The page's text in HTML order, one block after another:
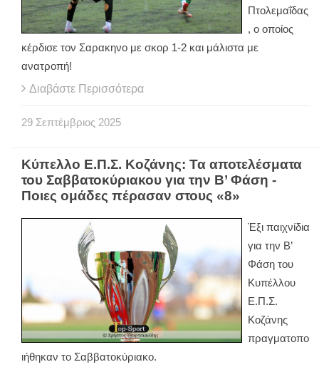
Πτολεμαΐδας
, ο οποίος
κέρδισε τον Σαρακηνο με σκορ 1-2 και μάλιστα με
ανατροπή!
Διαβάστε Περισσότερα
29 Σεπτέμβριος 2025
Κύπελλο Ε.Π.Σ. Κοζάνης: Τα αποτελέσματα
του Σαββατοκύριακου για την Β’ Φάση -
Ποιες ομάδες πέρασαν στους «8»
Έξι παιχνίδια
για την Β’
Φάση του
Κυπέλλου
Ε.Π.Σ.
Κοζάνης
πραγματοπο
ιήθηκαν το Σαββατοκύριακο.